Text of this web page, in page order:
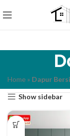
Home» Dapur
Show sidebar